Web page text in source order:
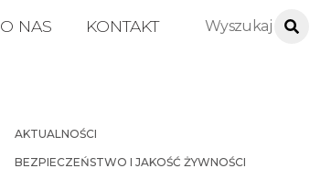
O NAS KONTAKT
AKTUALNOŚCI
BEZPIECZEŃSTWO I JAKOŚĆ ŻYWNOŚCI